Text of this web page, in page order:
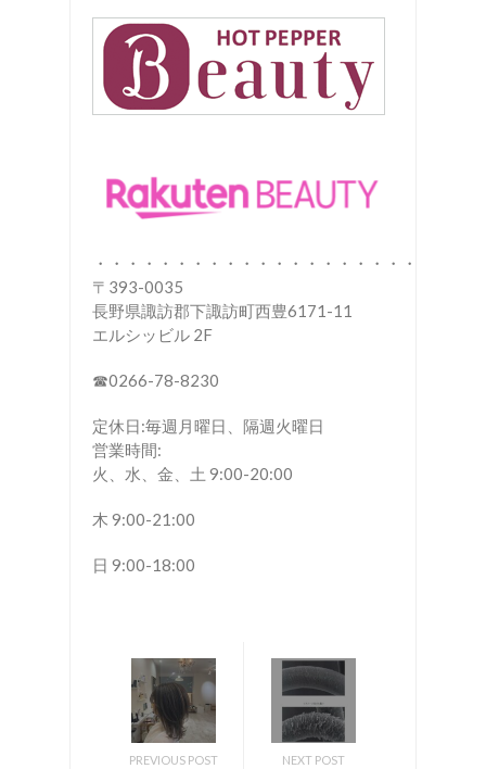
・・・・・・・・・・・・・・・・・・・・
〒393-0035
長野県諏訪郡下諏訪町西豊6171-11
エルシッビル 2F
☎︎0266-78-8230
定休日:毎週月曜日、隔週火曜日
営業時間:
火、水、金、土 9:00-20:00
木 9:00-21:00
日 9:00-18:00
PREVIOUS POST NEXT POST